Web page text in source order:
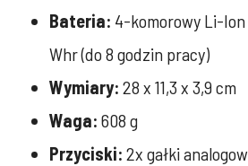
Bateria: 4-komorowy Li-
Whr (do 8 godzin pracy)
Wymiary: 28 x 11,3 x 3,9 cm
Waga: 608 g
Przyciski: 2x gałki